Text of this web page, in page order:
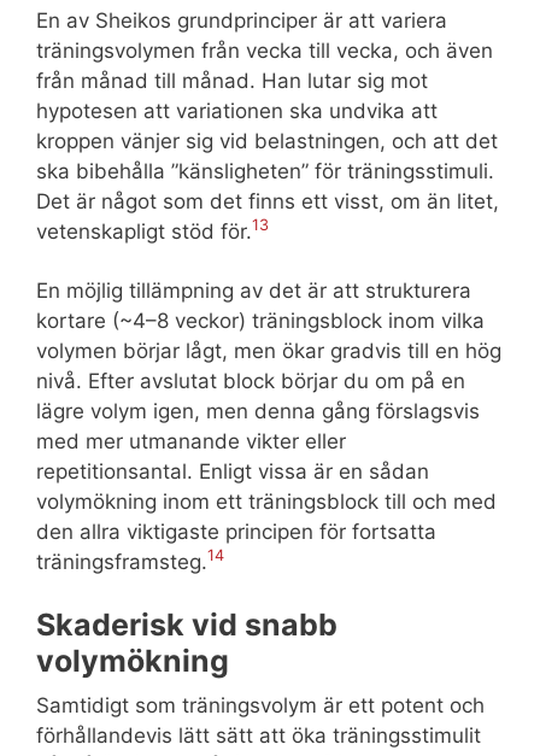
En av Sheikos grundprinciper är att variera
träningsvolymen från vecka till vecka, och även
från månad till månad. Han lutar sig mot
hypotesen att variationen ska undvika att
kroppen vänjer sig vid belastningen, och att det
ska bibehålla ”känsligheten” för träningsstimuli.
Det är något som det finns ett visst, om än litet,
vetenskapligt stöd för.13
En möjlig tillämpning av det är att strukturera
kortare (~4–8 veckor) träningsblock inom vilka
volymen börjar lågt, men ökar gradvis till en hög
nivå. Efter avslutat block börjar du om på en
lägre volym igen, men denna gång förslagsvis
med mer utmanande vikter eller
repetitionsantal. Enligt vissa är en sådan
volymökning inom ett träningsblock till och med
den allra viktigaste principen för fortsatta
träningsframsteg.14
Skaderisk vid snabb
volymökning
Samtidigt som träningsvolym är ett potent och
förhållandevis lätt sätt att öka träningsstimulit